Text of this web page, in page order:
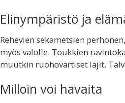
Elinympäristö ja
Rehevien sekametsien
myös valolle. Toukkien
muutkin ruohovartiset lajit.
Milloin voi havaita